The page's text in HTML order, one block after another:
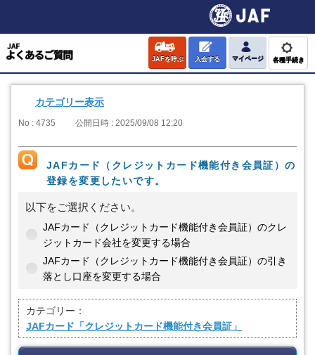
JAFを呼ぶ 入会する マイページ 各種手続き
カテゴリー表示
No : 4735 公開日時 : 2025/09/08 12:20
JAFカード（クレジットカード機能付き会員証）の
登録を変更したいです。
以下をご選択ください。
JAFカード（クレジットカード機能付き会員証）のクレ
ジットカード会社を変更する場合
JAFカード（クレジットカード機能付き会員証）の引き
落とし口座を変更する場合
カテゴリー：
JAFカード「クレジットカード機能付き会員証」